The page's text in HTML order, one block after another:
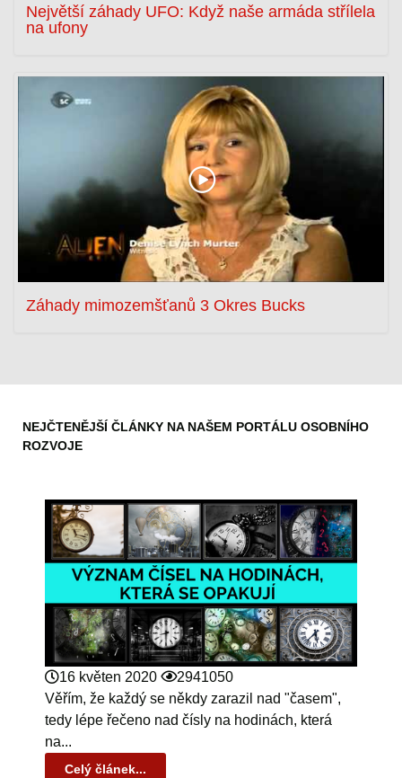
Největší záhady UFO: Když naše armáda střílela
na ufony
Záhady mimozemšťanů 3 Okres Bucks
NEJČTENĚJŠÍ ČLÁNKY NA NAŠEM PORTÁLU OSOBNÍHO
ROZVOJE
16 květen 2020
2941050
Věřím, že každý se někdy zarazil nad "časem",
tedy lépe řečeno nad čísly na hodinách, která
na...
Celý článek...